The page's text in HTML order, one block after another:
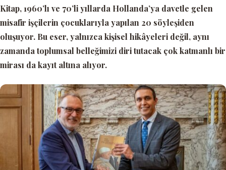
Kitap, 1960’lı ve 70’li yıllarda Hollanda’ya davetle gelen
misafir işçilerin çocuklarıyla yapılan 20 söyleşiden
oluşuyor. Bu eser, yalnızca kişisel hikâyeleri değil, aynı
zamanda toplumsal belleğimizi diri tutacak çok katmanlı bir
mirası da kayıt altına alıyor.